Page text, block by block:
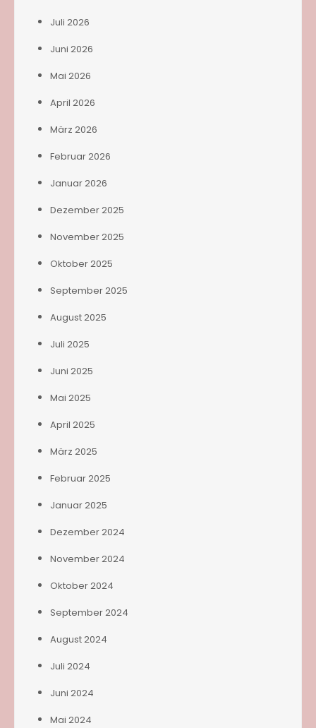
Juli 2026
Juni 2026
Mai 2026
April 2026
März 2026
Februar 2026
Januar 2026
Dezember 2025
November 2025
Oktober 2025
September 2025
August 2025
Juli 2025
Juni 2025
Mai 2025
April 2025
März 2025
Februar 2025
Januar 2025
Dezember 2024
November 2024
Oktober 2024
September 2024
August 2024
Juli 2024
Juni 2024
Mai 2024